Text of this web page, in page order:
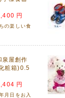
」と「お昼ねマッ
!
でおすすめします。
ます。
切にする心を育てます。
円
の楽しい食
泉屋創作
粧箱)0.5
円
月日をお入